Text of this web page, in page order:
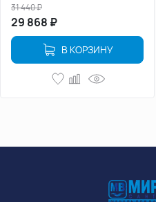
29 868 ₽
31 440₽
В КОРЗИНУ